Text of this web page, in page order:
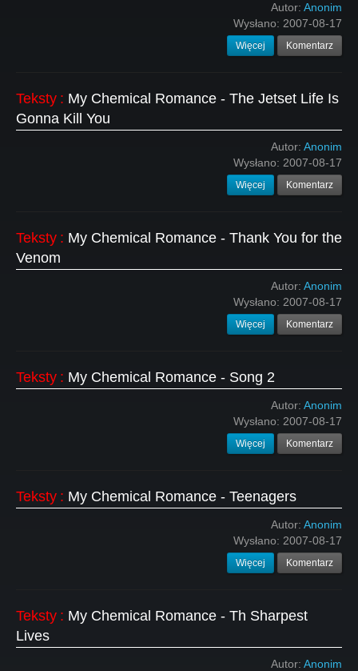
Autor: Anonim
Wysłano: 2007-08-17
Więcej Komentarz
Teksty : My Chemical Romance - The Jetset Life Is
Gonna Kill You
Autor: Anonim
Wysłano: 2007-08-17
Więcej Komentarz
Teksty : My Chemical Romance - Thank You for the
Venom
Autor: Anonim
Wysłano: 2007-08-17
Więcej Komentarz
Teksty : My Chemical Romance - Song 2
Autor: Anonim
Wysłano: 2007-08-17
Więcej Komentarz
Teksty : My Chemical Romance - Teenagers
Autor: Anonim
Wysłano: 2007-08-17
Więcej Komentarz
Teksty : My Chemical Romance - Th Sharpest
Lives
Autor: Anonim